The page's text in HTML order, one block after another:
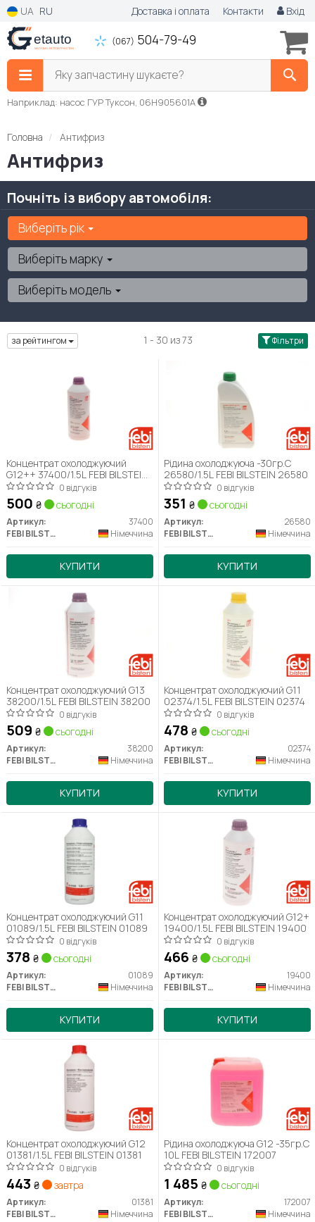
UA RU Доставка і оплата Контакти Вхід
(067) 504-79-49
Яку запчастину шукаєте?
Наприклад: насос ГУР Туксон, 06H905601A
Головна Антифриз
Антифриз
Почніть із вибору автомобіля:
Виберіть рік
Виберіть марку
Виберіть модель
за рейтингом 1 - 30 из 73 Фільтри
Концентрат охолоджуючий
G12++ 37400/1.5L FEBI BILSTEIN
37400
0 відгуків
500 ₴ сьогодні
Артикул:
37400
FEBI BILSTEIN
Німеччина
КУПИТИ
Рідина охолоджуюча -30гр.С
26580/1.5L FEBI BILSTEIN 26580
0 відгуків
351 ₴ сьогодні
Артикул:
26580
FEBI BILSTEIN
Німеччина
КУПИТИ
Концентрат охолоджуючий G13
38200/1.5L FEBI BILSTEIN 38200
0 відгуків
509 ₴ сьогодні
Артикул:
38200
FEBI BILSTEIN
Німеччина
КУПИТИ
Концентрат охолоджуючий G11
02374/1.5L FEBI BILSTEIN 02374
0 відгуків
478 ₴ сьогодні
Артикул:
02374
FEBI BILSTEIN
Німеччина
КУПИТИ
Концентрат охолоджуючий G11
01089/1.5L FEBI BILSTEIN 01089
0 відгуків
378 ₴ сьогодні
Артикул:
01089
FEBI BILSTEIN
Німеччина
КУПИТИ
Концентрат охолоджуючий G12+
19400/1.5L FEBI BILSTEIN 19400
0 відгуків
466 ₴ сьогодні
Артикул:
19400
FEBI BILSTEIN
Німеччина
КУПИТИ
Концентрат охолоджуючий G12
01381/1.5L FEBI BILSTEIN 01381
0 відгуків
443 ₴ завтра
Артикул:
01381
FEBI BILSTEIN
Німеччина
Рідина охолоджуюча G12 -35гр.С
10L FEBI BILSTEIN 172007
0 відгуків
1 485 ₴ сьогодні
Артикул:
172007
FEBI BILSTEIN
Німеччина